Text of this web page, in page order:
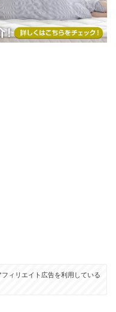
ィリエイト広告を利用している